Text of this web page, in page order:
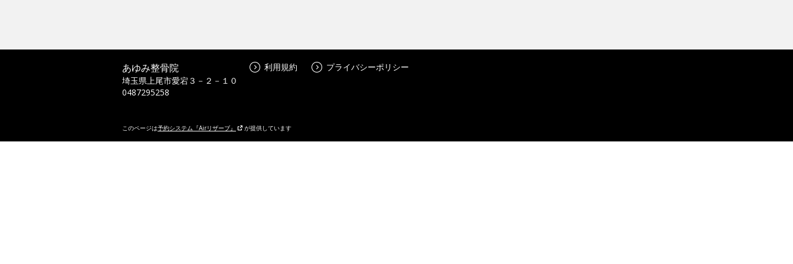
あゆみ整骨院
埼玉県上尾市愛宕３－２－１０
0487295258
利用規約 プライバシーポリシー
このページは予約システム『Airリザーブ』 が提供しています